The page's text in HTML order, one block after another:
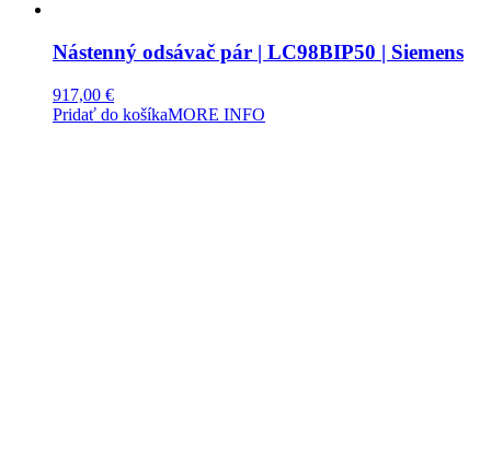
Nástenný odsávač pár | LC98BIP50 | Siemens
917,00 €
Pridať do košíkaMORE INFO